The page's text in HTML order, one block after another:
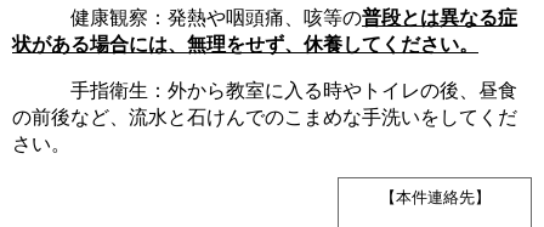
健康観察：発熱や咽頭痛、咳等の普段とは異なる症
状がある場合には、無理をせず、休養してください。
手指衛生：外から教室に入る時やトイレの後、昼食
の前後など、流水と石けんでのこまめな手洗いをしてくだ
さい。
【本件連絡先】